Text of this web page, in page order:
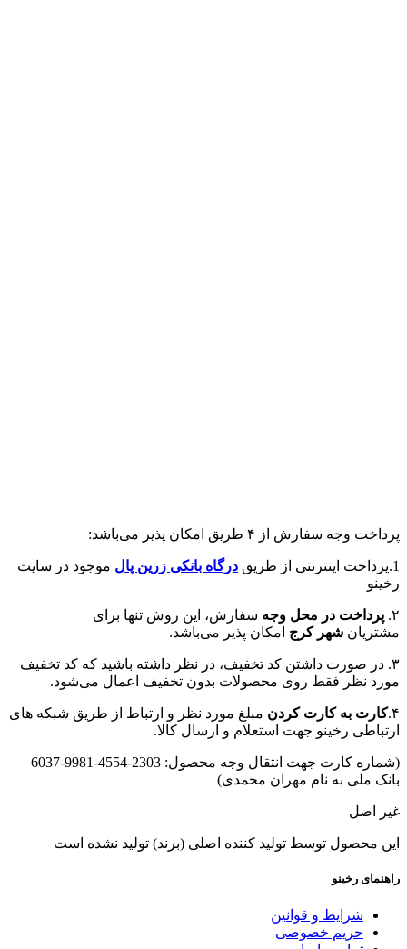
پرداخت وجه سفارش از ۴ طریق امکان پذیر می‌باشد:
1.پرداخت اینترنتی از طریق درگاه‌ بانکی زرین پال موجود در سایت
رخینو
۲. پرداخت در محل وجه سفارش، این روش تنها برای
مشتریان شهر کرج امکان پذیر می‌باشد.
۳. در صورت داشتن کد تخفیف، در نظر داشته باشید که کد تخفیف
مورد نظر فقط روی محصولات بدون تخفیف اعمال می‌شود.
۴. کارت به کارت کردن مبلغ مورد نظر و ارتباط از طریق شبکه های
ارتباطی رخینو جهت استعلام و ارسال کالا.
(شماره کارت جهت انتقال وجه محصول: 2303-4554-9981-6037
بانک ملی به نام مهران محمدی)
غیر اصل
این محصول توسط تولید کننده اصلی (برند) تولید نشده است
راهنمای رخینو
شرایط و قوانین
حریم خصوصی